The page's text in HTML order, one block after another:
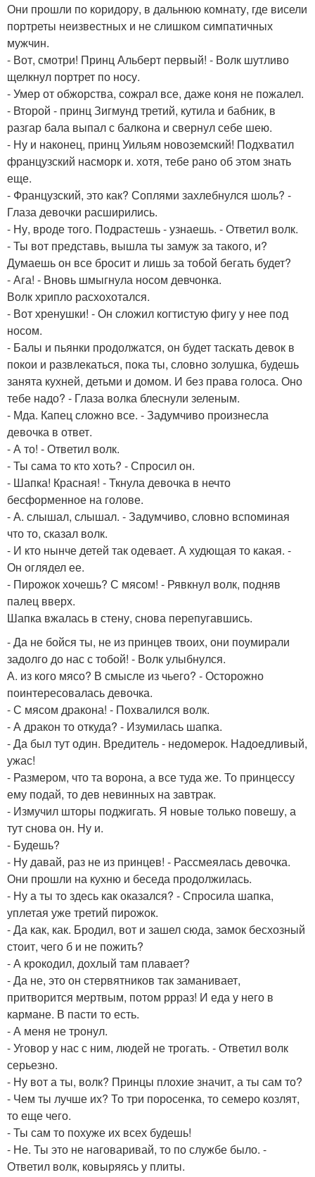
Они прошли по коридору, в дальнюю комнату, где висели
портреты неизвестных и не слишком симпатичных
мужчин.
- Вот, смотри! Принц Альберт первый! - Волк шутливо
щелкнул портрет по носу.
- Умер от обжорства, сожрал все, даже коня не пожалел.
- Второй - принц Зигмунд третий, кутила и бабник, в
разгар бала выпал с балкона и свернул себе шею.
- Ну и наконец, принц Уильям новоземский! Подхватил
французский насморк и. хотя, тебе рано об этом знать
еще.
- Французский, это как? Соплями захлебнулся шоль? -
Глаза девочки расширились.
- Ну, вроде того. Подрастешь - узнаешь. - Ответил волк.
- Ты вот представь, вышла ты замуж за такого, и?
Думаешь он все бросит и лишь за тобой бегать будет?
- Ага! - Вновь шмыгнула носом девчонка.
Волк хрипло расхохотался.
- Вот хренушки! - Он сложил когтистую фигу у нее под
носом.
- Балы и пьянки продолжатся, он будет таскать девок в
покои и развлекаться, пока ты, словно золушка, будешь
занята кухней, детьми и домом. И без права голоса. Оно
тебе надо? - Глаза волка блеснули зеленым.
- Мда. Капец сложно все. - Задумчиво произнесла
девочка в ответ.
- А то! - Ответил волк.
- Ты сама то кто хоть? - Спросил он.
- Шапка! Красная! - Ткнула девочка в нечто
бесформенное на голове.
- А. слышал, слышал. - Задумчиво, словно вспоминая
что то, сказал волк.
- И кто нынче детей так одевает. А худющая то какая. -
Он оглядел ее.
- Пирожок хочешь? С мясом! - Рявкнул волк, подняв
палец вверх.
Шапка вжалась в стену, снова перепугавшись.
- Да не бойся ты, не из принцев твоих, они поумирали
задолго до нас с тобой! - Волк улыбнулся.
А. из кого мясо? В смысле из чьего? - Осторожно
поинтересовалась девочка.
- С мясом дракона! - Похвалился волк.
- А дракон то откуда? - Изумилась шапка.
- Да был тут один. Вредитель - недомерок. Надоедливый,
ужас!
- Размером, что та ворона, а все туда же. То принцессу
ему подай, то дев невинных на завтрак.
- Измучил шторы поджигать. Я новые только повешу, а
тут снова он. Ну и.
- Будешь?
- Ну давай, раз не из принцев! - Рассмеялась девочка.
Они прошли на кухню и беседа продолжилась.
- Ну а ты то здесь как оказался? - Спросила шапка,
уплетая уже третий пирожок.
- Да как, как. Бродил, вот и зашел сюда, замок бесхозный
стоит, чего б и не пожить?
- А крокодил, дохлый там плавает?
- Да не, это он стервятников так заманивает,
притворится мертвым, потом ррраз! И еда у него в
кармане. В пасти то есть.
- А меня не тронул.
- Уговор у нас с ним, людей не трогать. - Ответил волк
серьезно.
- Ну вот а ты, волк? Принцы плохие значит, а ты сам то?
- Чем ты лучше их? То три поросенка, то семеро козлят,
то еще чего.
- Ты сам то похуже их всех будешь!
- Не. Ты это не наговаривай, то по службе было. -
Ответил волк, ковыряясь у плиты.